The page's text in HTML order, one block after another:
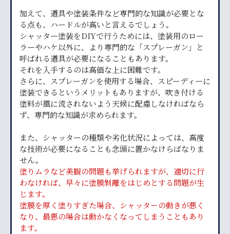
加えて、道具や塗装条件など専門的な知識が必要とな
る点も、ハードルが高いと言えるでしょう。
シャッター塗装をDIYで行うためには、塗装用のロー
ラーやハケ以外に、より専門的な「スプレーガン」と
呼ばれる道具が必要になることもあります。
それを入手するのは高価な上に困難です。
さらに、スプレーガンを使用する場合、スピーディーに
塗装できるというメリットもありますが、吹き付ける
塗料が風に流されないよう天候に配慮しなければなら
ず、専門的な知識が求められます。
また、シャッターの種類や劣化状況によっては、高度
な技術が必要になることも念頭に置かなけらばなりま
せん。
塗りムラなど美観の問題も挙げられますが、適切に行
わなければ、早々に塗膜剝離をはじめとする問題が生
じます。
塗膜を厚く塗りすぎた場合、シャッターの動きが悪く
なり、最悪の場合は動かなくなってしまうこともあり
ます。